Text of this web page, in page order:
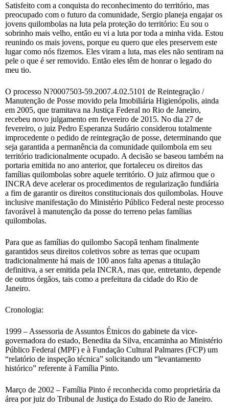
Satisfeito com a conquista do reconhecimento do território, mas
preocupado com o futuro da comunidade, Sergio planeja engajar os
jovens quilombolas na luta pela proteção do território: Eu sou o
sobrinho mais velho, então eu vi a luta por toda a minha vida. Estou
reunindo os mais jovens, porque eu quero que eles preservem este
lugar como nós fizemos. Eles viram a luta, mas eles não sentiram na
pele o que é ser removido. Então eles têm de honrar o legado do
meu tio.
O processo N?0007503-59.2007.4.02.5101 de Reintegração /
Manutenção de Posse movido pela Imobiliária Higienópolis, ainda
em 2005, que tramitava na Justiça Federal no Rio de Janeiro,
recebeu novo julgamento em fevereiro de 2015. No dia 27 de
fevereiro, o juiz Pedro Esperanza Sudário considerou totalmente
improcedente o pedido de reintegração de posse, determinando que
seja garantida a permanência da comunidade quilombola em seu
território tradicionalmente ocupado. A decisão se baseou também na
portaria emitida no ano anterior, que fortaleceu os direitos das
famílias quilombolas sobre aquele território. O juiz afirmou que o
INCRA deve acelerar os procedimentos de regularização fundiária
a fim de garantir os direitos constitucionais dos quilombolas. Houve
inclusive manifestação do Ministério Público Federal neste processo
favorável à manutenção da posse do terreno pelas famílias
quilombolas.
Para que as famílias do quilombo Sacopã tenham finalmente
garantidos seus direitos coletivos sobre as terras que ocupam
tradicionalmente há mais de 100 anos falta apenas a titulação
definitiva, a ser emitida pela INCRA, mas que, entretanto, depende
de outros órgãos, tais como a prefeitura da cidade do Rio de
Janeiro.
Cronologia:
1999 – Assessoria de Assuntos Étnicos do gabinete da vice-
governadora do estado, Benedita da Silva, encaminha ao Ministério
Público Federal (MPF) e à Fundação Cultural Palmares (FCP) um
“relatório de inspeção técnica” solicitando um “levantamento
histórico” referente à Família Pinto.
Março de 2002 – Família Pinto é reconhecida como proprietária da
área por juiz do Tribunal de Justiça do Estado do Rio de Janeiro.